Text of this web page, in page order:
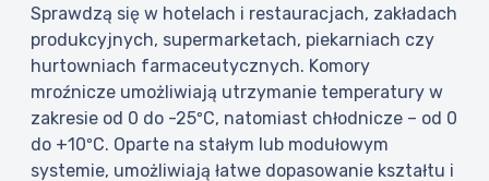
Sprawdzą się w hotelach i restauracjach, zakładach
produkcyjnych, supermarketach, piekarniach czy
hurtowniach farmaceutycznych. Komory
mroźnicze umożliwiają utrzymanie temperatury w
zakresie od 0 do -25ºC, natomiast chłodnicze – od 0
do +10ºC. Oparte na stałym lub modułowym
systemie, umożliwiają łatwe dopasowanie kształtu i